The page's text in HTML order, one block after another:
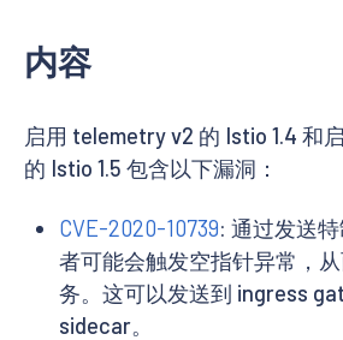
内容
启用 telemetry v2 的 Istio 1.4 和
的 Istio 1.5 包含以下漏洞：
CVE-2020-10739: 通过发送
者可能会触发空指针异常，
务。这可以发送到 ingress
sidecar。